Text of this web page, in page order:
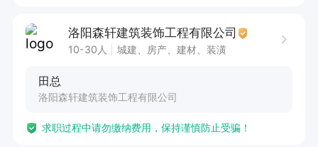
3、底薪+高提成+奖金+激励+补贴+法定节带薪休
薪资过万。
【点击申请职位，投递简历，即可电话联系我】
洛阳森轩建筑装饰工程有限公司
10-30人 城建、房产、建材、装潢
田总
洛阳森轩建筑装饰工程有限公司
求职过程中请勿缴纳费用，保持谨慎防止受骗！